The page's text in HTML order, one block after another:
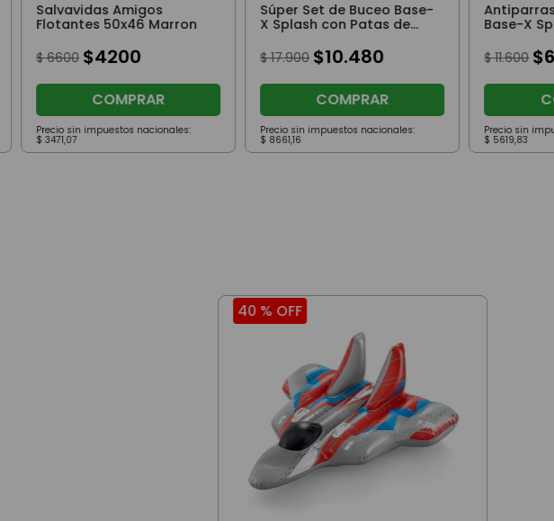
Salvavidas Amigos
Flotantes 50x46 Marron
$ 6600 $4200
COMPRAR
Precio sin impuestos nacionales:
$ 3471,07
Súper Set de Buceo Base-
X Splash con Patas de
Azul
$ 17.900 $10.480
COMPRAR
Precio sin impuestos nacionales:
$ 8661,16
Base-X
$ 11.600 $
Precio sin
$ 5619,83
40 %OFF